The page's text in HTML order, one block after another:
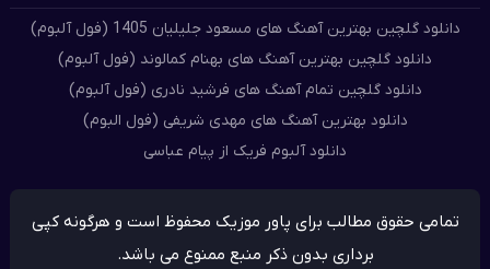
دانلود گلچین بهترین آهنگ های مسعود جلیلیان 1405 (فول آلبوم)
دانلود گلچین بهترین آهنگ های بهنام کمالوند (فول آلبوم)
دانلود گلچین تمام آهنگ های فرشید نادری (فول آلبوم)
دانلود بهترین آهنگ های مهدی شریفی (فول البوم)
دانلود آلبوم فریک از پیام عباسی
تمامی حقوق مطالب برای پاور موزیک محفوظ است و هرگونه کپی
برداری بدون ذکر منبع ممنوع می باشد.